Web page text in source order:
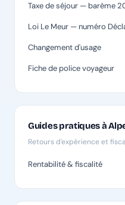
Taxe de séjour — barème
Loi Le Meur — numéro
Changement d'usage
Fiche de police voyageur
Guides pratiques à
Retours d'expérience et
Rentabilité & fiscalité